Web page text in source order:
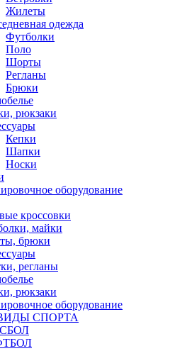
Жилеты
одежда
Футболки
Поло
Шорты
Регланы
Брюки
рюкзаки
Кепки
Шапки
Носки
оборудование
кроссовки
майки
брюки
регланы
рюкзаки
оборудование
СПОРТА